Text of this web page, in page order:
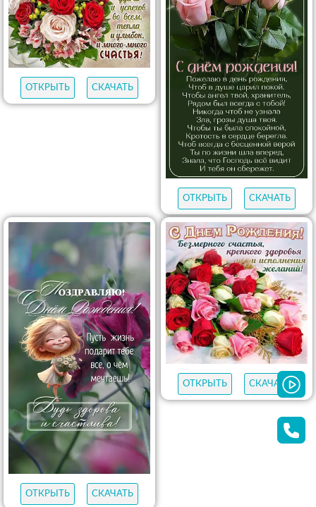
ОТКРЫТЬ СКАЧАТЬ
ОТКРЫТЬ СКАЧАТЬ
ОТКРЫТЬ СКАЧАТЬ
ОТКРЫТЬ СКАЧАТЬ